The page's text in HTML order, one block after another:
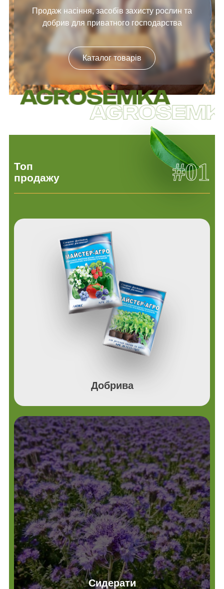
Продаж насіння, засобів захисту рослин та
добрив для приватного господарства
Каталог товарів
Топ
продажу
#01
Добрива
Сидерати